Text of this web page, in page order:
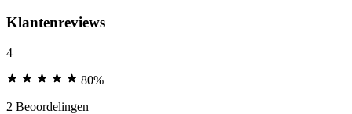
Klantenreviews
4
80%
2 Beoordelingen